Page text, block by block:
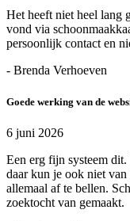
Het heeft niet heel lang
vond via
persoonlijk contact en
- Brenda Verhoeven
Goede werking van de
6 juni 2026
Een erg fijn systeem
daar kun je ook niet
allemaal af te bellen.
zoektocht van gemaakt.